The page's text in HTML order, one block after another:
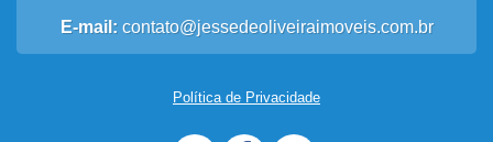
E-mail: contato@jessedeoliveiraimoveis.com.br
Política de Privacidade